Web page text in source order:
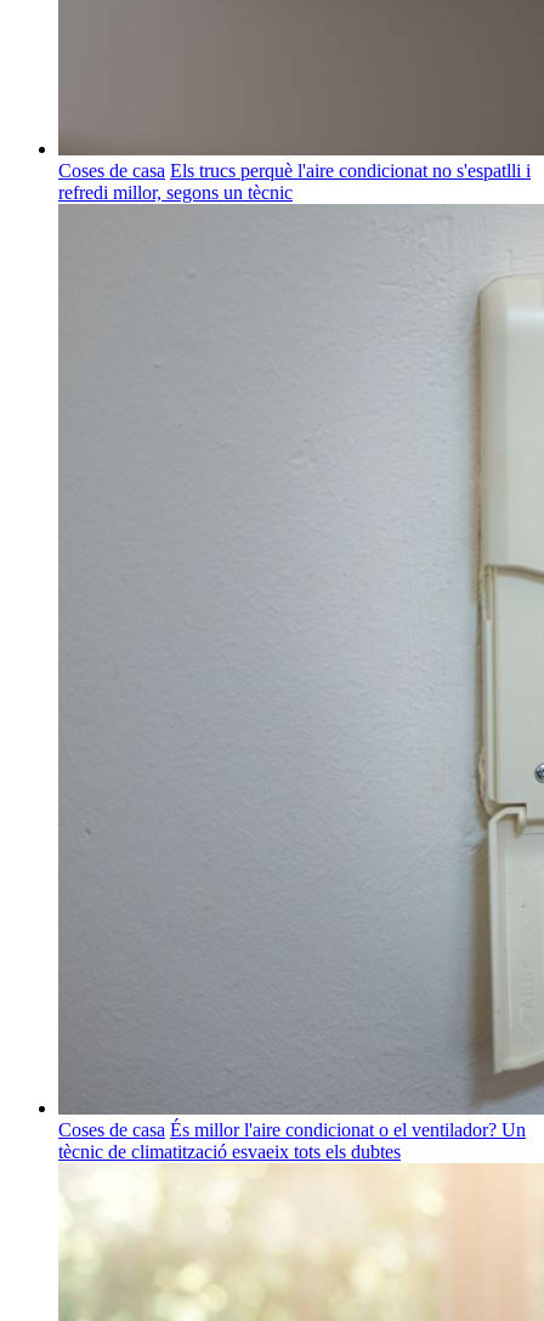
Coses de casa Els trucs perquè l'aire condicionat no s'espatlli i
refredi millor, segons un tècnic
Coses de casa És millor l'aire condicionat o el ventilador? Un
tècnic de climatització esvaeix tots els dubtes